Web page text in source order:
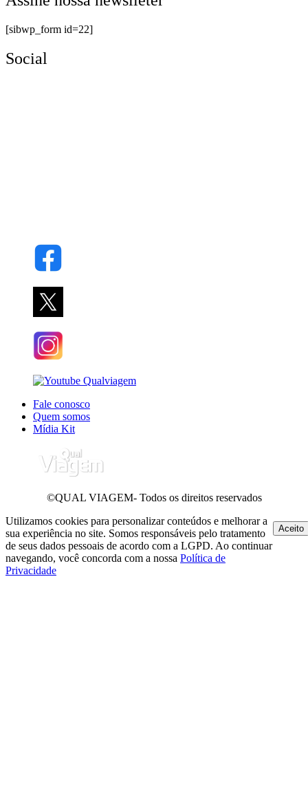
[sibwp_form id=22]
Social
Fale conosco
Quem somos
Mídia Kit
©QUAL VIAGEM- Todos os direitos reservados
Utilizamos cookies para personalizar conteúdos e melhorar a
sua experiência no site. Somos responsáveis pelo tratamento
de seus dados pessoais de acordo com a LGPD. Ao continuar
navegando, você concorda com a nossa Política de
Privacidade
Aceito